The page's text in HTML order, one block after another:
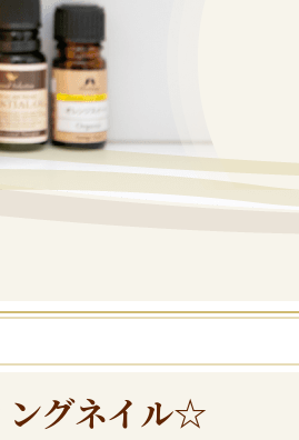
ングネイル☆